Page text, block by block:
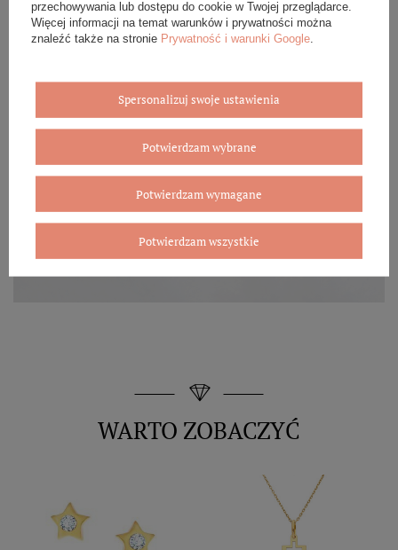
WARTO ZOBACZYĆ
przechowywania lub dostępu do cookie w Twojej przeglądarce.
Więcej informacji na temat warunków i prywatności można
znaleźć także na stronie Prywatność i warunki Google
Spersonalizuj swoje ustawienia
Potwierdzam wybrane
Potwierdzam wymagane
Potwierdzam wszystkie